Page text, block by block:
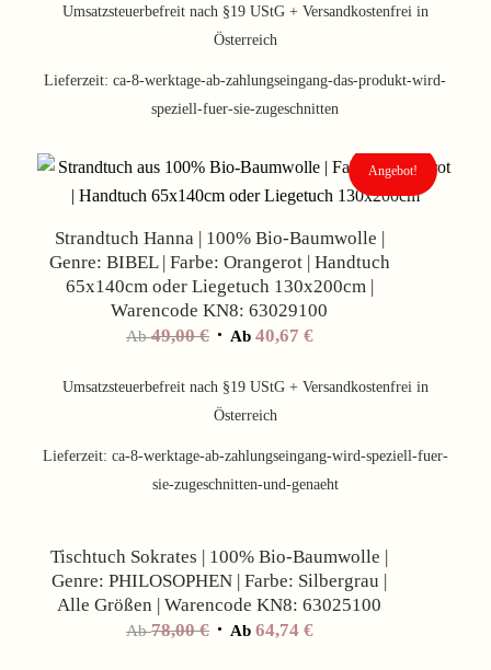
Umsatzsteuerbefreit nach §19 UStG + Versandkostenfrei in
Österreich
Lieferzeit:ca-8-werktage-ab-zahlungseingang-das-produkt-wird-
speziell-fuer-sie-zugeschnitten
Strandtuch Hanna | 100% Bio-Baumwolle |
Genre: BIBEL | Farbe: Orangerot | Handtuch
65x140cm oder Liegetuch 130x200cm |
Warencode KN8: 63029100
Ab49,00€ Ab 40,67 €
Angebot!
Umsatzsteuerbefreit nach §19 UStG + Versandkostenfrei in
Österreich
Lieferzeit: ca-8-werktage-ab-zahlungseingang-wird-speziell-fuer-
sie-zugeschnitten-und-genaeht
Tischtuch Sokrates | 100% Bio-Baumwolle |
Genre: PHILOSOPHEN | Farbe: Silbergrau |
Alle Größen | Warencode KN8: 63025100
Ab78,00€ Ab 64,74 €